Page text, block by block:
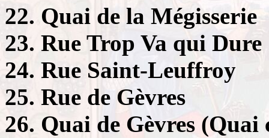
22. Quai de la Mégisserie
23. Rue Trop Va qui Dure
24. Rue Saint-Leuffroy
25. Rue de Gèvres
26. Quai de Gèvres (Quai